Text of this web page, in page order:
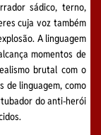
sádico, terno,
cuja voz também
A linguagem
momentos de
brutal com o
de linguagem, como
do anti-herói